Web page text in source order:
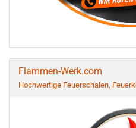
Flammen-Werk.com
Hochwertige Feuerschalen,